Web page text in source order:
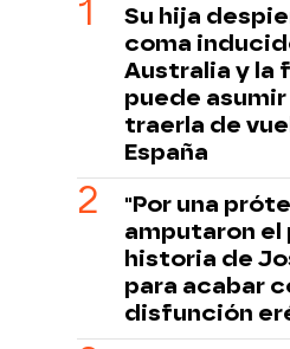
Su hija
coma
Australia y la
puede
traerla de
España
"Por una
amputaron el
historia de
para acabar
disfunción